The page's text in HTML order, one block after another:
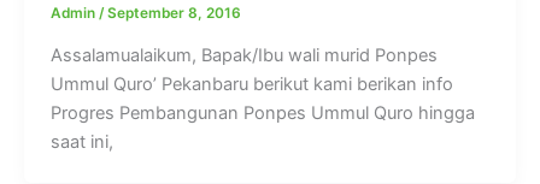
Admin /September 8, 2016
Assalamualaikum, Bapak/Ibu wali murid Ponpes
Ummul Quro’ Pekanbaru berikut kami berikan info
Progres Pembangunan Ponpes Ummul Quro hingga
saat ini,